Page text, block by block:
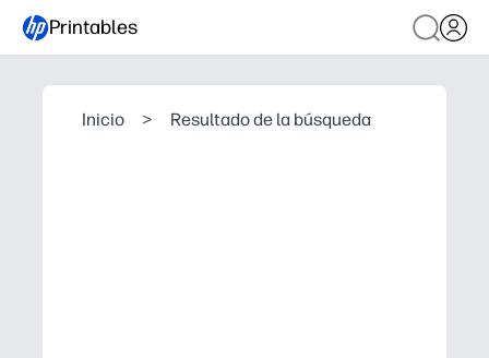
Printables
Inicio > Resultado de la búsqueda